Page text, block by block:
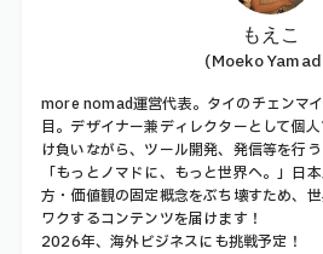
もえこ
(Moeko
more nomad運営代表。タイのチェンマ
目。デザイナー兼ディレクターとして個
け負いながら、ツール開発、発信等を行う
「もっとノマドに、もっと世界へ。」日
方・価値観の固定概念をぶち壊すため、
ワクするコンテンツを届けます！
2026年、海外ビジネスにも挑戦予定！